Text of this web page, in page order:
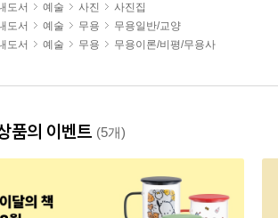
도서 예술 사진
사진집
도서
예술 무용
무용일반/교양
도서
예술 무용 무용이론/비평/무용사
품의 이벤트 (5개)